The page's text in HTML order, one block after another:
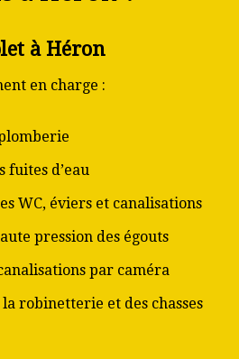
à Héron
en charge :
fuites d’eau
WC, éviers et canalisations
pression des égouts
par caméra
robinetterie et des chasses